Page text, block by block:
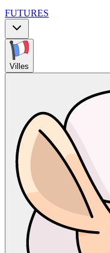
FUTURES
Villes